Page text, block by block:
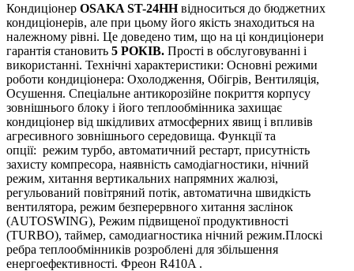
Кондиціонер OSAKA ST-24HHвідноситься до бюджетних
кондиціонерів, але при цьому його якість знаходиться на
належному рівні. Це доведено тим, що на ці кондиціонери
гарантія становить 5 РОКІВ. Прості в обслуговуванні і
використанні. Технічні характеристики: Основні режими
роботи кондиціонера: Охолодження, Обігрів, Вентиляція,
Осушення. Спеціальне антикорозійне покриття корпусу
зовнішнього блоку і його теплообмінника захищає
кондиціонер від шкідливих атмосферних явищ і впливів
агресивного зовнішнього середовища. Функції та
опції: режим турбо, автоматичний рестарт, присутність
захисту компресора, наявність самодіагностики, нічний
режим, хитання вертикальних напрямних жалюзі,
регульований повітряний потік, автоматична швидкість
вентилятора, режим безперервного хитання заслінок
(AUTOSWING), Режим підвищеної продуктивності
(TURBO), таймер, самодиагностика нічний режим.Плоскі
ребра теплообмінників розроблені для збільшення
енергоефективності. Фреон R410A .